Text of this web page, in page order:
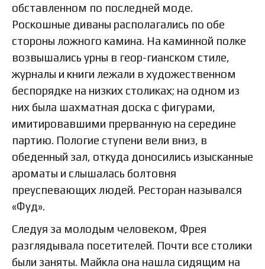
обставленном по последней моде.
Роскошные диваны располагались по обе
стороны ложного камина. На каминной полке
возвышались урны в геор-гианском стиле,
журналы и книги лежали в художественном
беспорядке на низких столиках; на одном из
них была шахматная доска с фигурами,
имитировавшими прерванную на середине
партию. Пологие ступени вели вниз, в
обеденный зал, откуда доносились изысканные
ароматы и слышалась болтовня
преуспевающих людей. Ресторан назывался
«Фуд».
Следуя за молодым человеком, Фрея
разглядывала посетителей. Почти все столики
были заняты. Майкла она нашла сидящим на